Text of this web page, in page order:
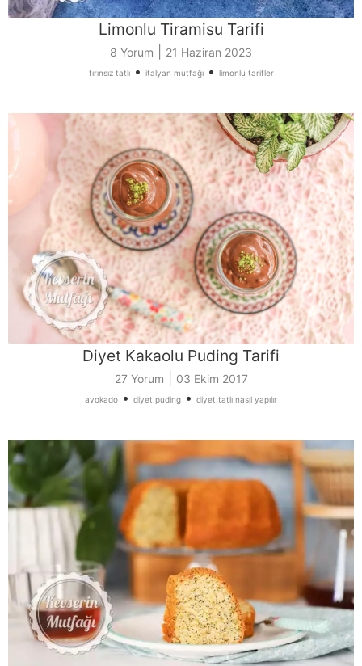
Limonlu Tiramisu Tarifi
8 Yorum 21 Haziran 2023
fırınsız tatlı• italyan mutfağı• limonlu tarifler
Diyet Kakaolu Puding Tarifi
27 Yorum 03 Ekim 2017
avokado • diyet puding • diyet tatlı nasıl yapılır